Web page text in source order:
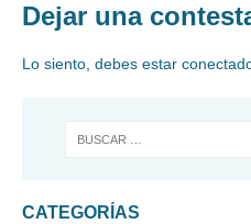
Dejar una
Lo siento, debes estar
CATEGORÍAS